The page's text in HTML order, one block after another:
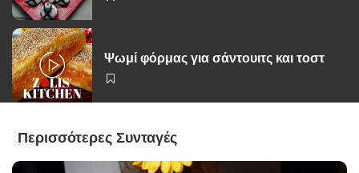
Ψωμί φόρμας για σάντουιτς και τοστ
Περισσότερες Συνταγές